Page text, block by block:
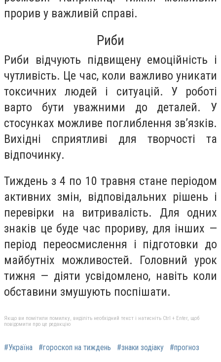
прорив у важливій справі.
Риби
Риби відчують підвищену емоційність і
чутливість. Це час, коли важливо уникати
токсичних людей і ситуацій. У роботі
варто бути уважними до деталей. У
стосунках можливе поглиблення зв’язків.
Вихідні сприятливі для творчості та
відпочинку.
Тиждень з 4 по 10 травня стане періодом
активних змін, відповідальних рішень і
перевірки на витривалість. Для одних
знаків це буде час прориву, для інших —
період переосмислення і підготовки до
майбутніх можливостей. Головний урок
тижня — діяти усвідомлено, навіть коли
обставини змушують поспішати.
Якщо ви помітили помилку, виділіть необхідний текст і натисніть Ctrl + Enter, щоб
повідомити про це редакцію
#Україна #гороскоп на тиждень #знаки зодіаку #прогноз